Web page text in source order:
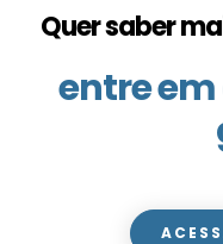
Quer saber
entre